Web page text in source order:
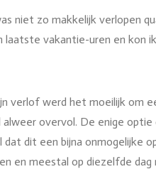
niet zo makkelijk verlopen
laatste vakantie-uren en kon
verlof werd het moeilijk om
overvol. De enige optie
dit een bijna onmogelijke
en meestal op diezelfde